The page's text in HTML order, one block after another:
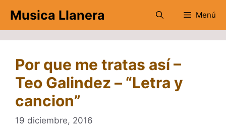
contenido
Musica Llanera Menú
Por que me tratas así –
Teo Galindez – “Letra y
cancion”
19 diciembre, 2016